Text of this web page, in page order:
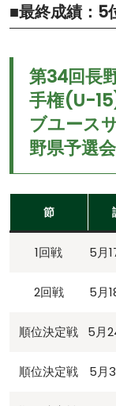
■最終成績：5
第34回⻑
⼿権(U-
ブユース
野県予選会
節
1回戦 5月
2回戦 5月
順位決定戦 5月
順位決定戦 5月